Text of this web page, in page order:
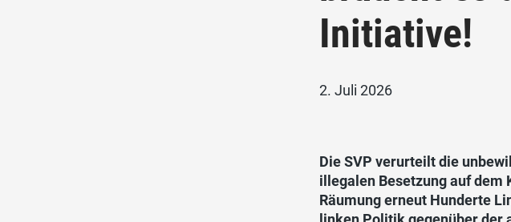
Initiative!
2. Juli 2026
Die SVP verurteilt die
illegalen Besetzung auf
Räumung erneut Hunderte